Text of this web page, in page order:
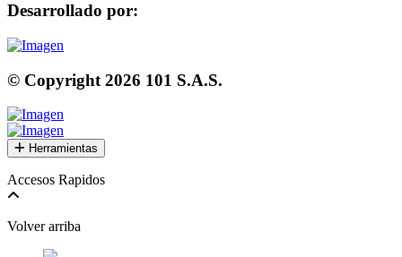
Desarrollado por:
© Copyright 2026 101 S.A.S.
Herramientas
Accesos Rapidos
Volver arriba